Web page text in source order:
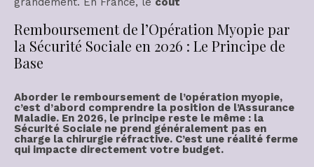
Remboursement de l’Opération Myopie par
la Sécurité Sociale en 2026 : Le Principe de
Base
Aborder le remboursement de l’opération myopie,
c’est d’abord comprendre la position de l’Assurance
Maladie. En 2026, le principe reste le même : la
Sécurité Sociale ne prend généralement pas en
charge la chirurgie réfractive. C’est une réalité ferme
qui impacte directement votre budget.